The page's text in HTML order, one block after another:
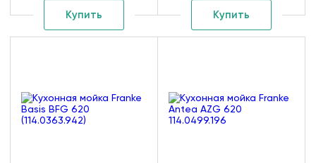
Купить Купить